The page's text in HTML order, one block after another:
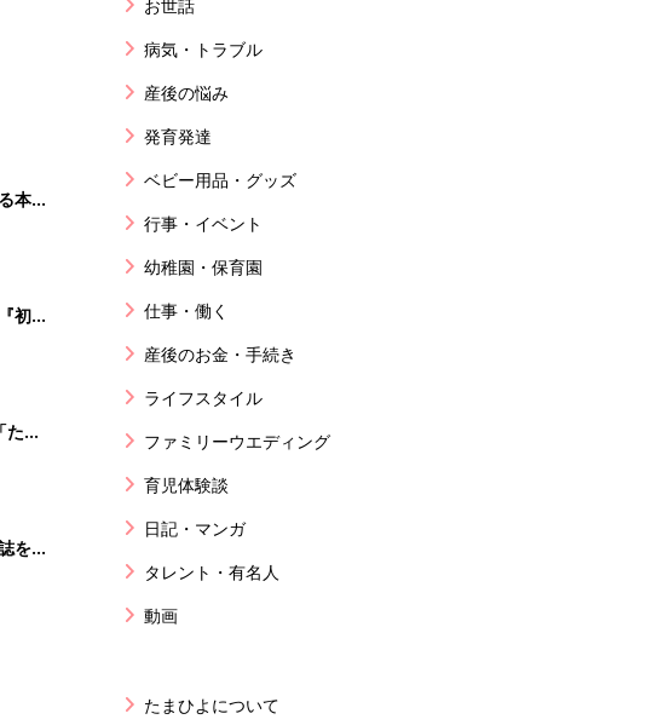
本
才
初め
特
ま
を買
お世話
病気・トラブル
産後の悩み
発育発達
ベビー用品・グッズ
行事・イベント
幼稚園・保育園
仕事・働く
産後のお金・手続き
ライフスタイル
ファミリーウエディング
育児体験談
日記・マンガ
タレント・有名人
動画
たまひよについて